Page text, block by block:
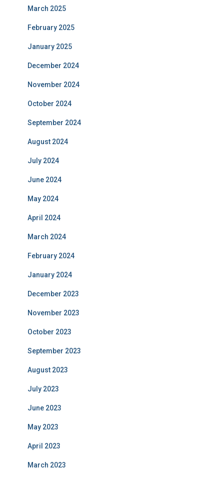
March 2025
February 2025
January 2025
December 2024
November 2024
October 2024
September 2024
August 2024
July 2024
June 2024
May 2024
April 2024
March 2024
February 2024
January 2024
December 2023
November 2023
October 2023
September 2023
August 2023
July 2023
June 2023
May 2023
April 2023
March 2023